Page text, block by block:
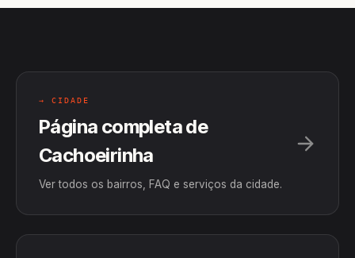
→ CIDADE
Página completa de
Cachoeirinha
Ver todos os bairros, FAQ e serviços da cidade.